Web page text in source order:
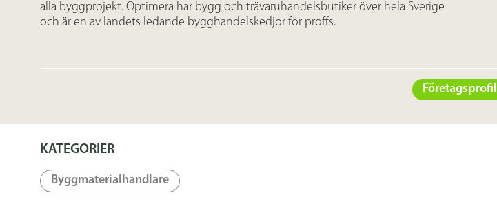
alla byggprojekt. Optimera har bygg och trävaruhandelsbutiker över hela Sverige
och är en av landets ledande bygghandelskedjor för proffs.
Företagsprofil
KATEGORIER
Byggmaterialhandlare